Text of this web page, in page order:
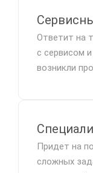
Ответит на
с сервисом
возникли
Придет на
сложных